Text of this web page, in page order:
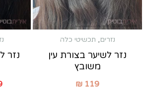
נזרים, תכשיטי כלה
נזר לשיער בצורת עין
משובץ
₪ 119
נזר